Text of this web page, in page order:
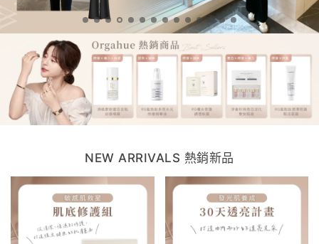
NEW ARRIVALS 熱銷新品